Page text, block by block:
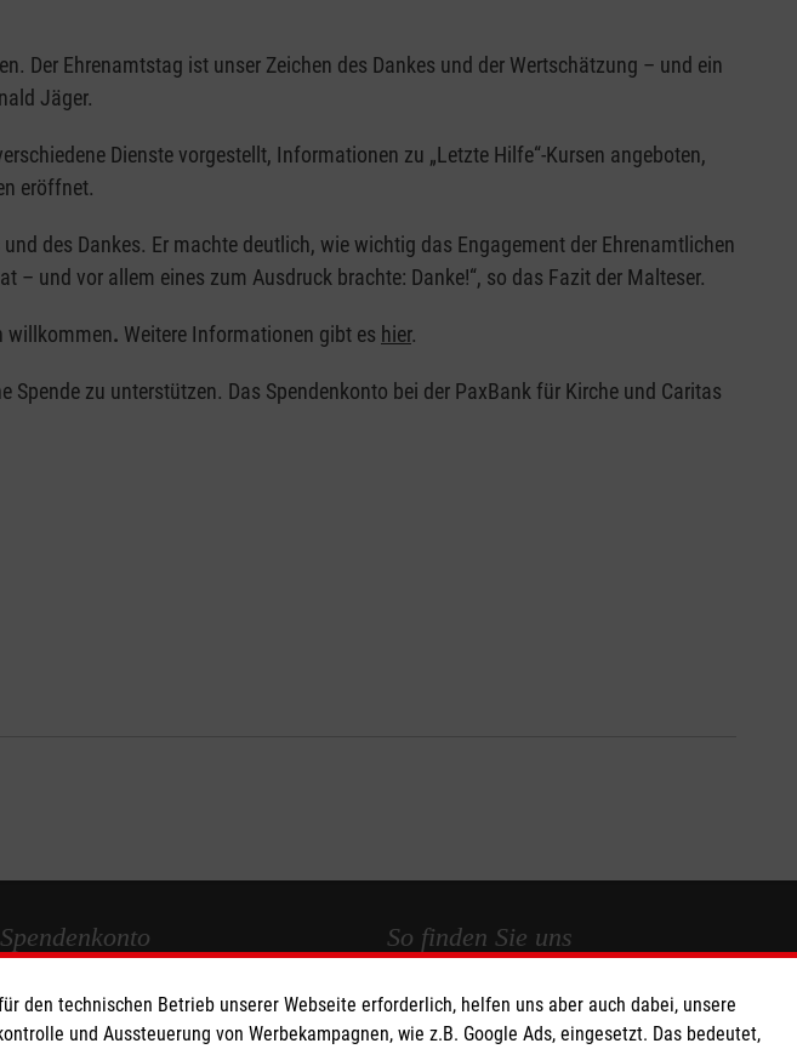
Der Ehrenamtstag ist unser Zeichen des Dankes und der Wertschätzung – und ein
Jäger.
Dienste vorgestellt, Informationen zu „Letzte Hilfe“-Kursen angeboten,
eröffnet.
des Dankes. Er machte deutlich, wie wichtig das Engagement der Ehrenamtlichen
und vor allem eines zum Ausdruck brachte: Danke!“, so das Fazit der Malteser.
willkommen. Weitere Informationen gibt es hier.
zu unterstützen. Das Spendenkonto bei der PaxBank für Kirche und Caritas
Spendenkonto
Empfänger: Malteser Hilfsdienst e.V.
Bank: Pax-Bank für Kirche und Caritas eG
So finden Sie uns
Straße des Friedens 3a
03222 Lübbenau
den technischen Betrieb unserer Webseite erforderlich, helfen uns aber auch dabei, unsere
und Aussteuerung von Werbekampagnen, wie z.B. Google Ads, eingesetzt. Das bedeutet,